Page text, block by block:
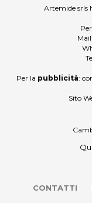
Artemide srls
Mail:
Per la pubblicità:
Sito
CONTATTI